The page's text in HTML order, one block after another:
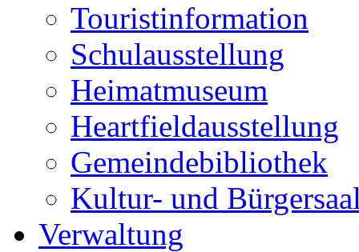
Touristinformation
Schulausstellung
Heimatmuseum
Heartfieldausstellung
Gemeindebibliothek
Kultur- und
Verwaltung